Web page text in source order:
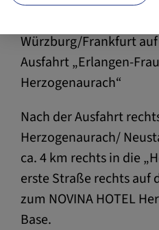
Am Autobahnkreuz
Würzburg/Frankfurt auf
Ausfahrt „Erlangen-
Herzogenaurach“
Nach der Ausfahrt
Herzogenaurach/
ca. 4 km rechts in die
erste Straße rechts auf
zum NOVINA HOTEL
Base.